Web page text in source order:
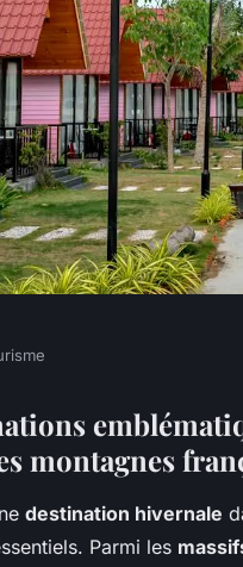
: les
montagnes
destination hivernale
Parmi les